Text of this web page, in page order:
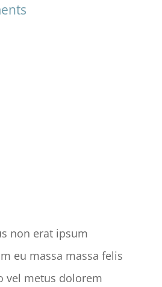
non erat ipsum
eu massa massa felis
vel metus dolorem